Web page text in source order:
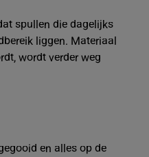
spullen die dagelijks
liggen. Materiaal
wordt verder weg
en alles op de